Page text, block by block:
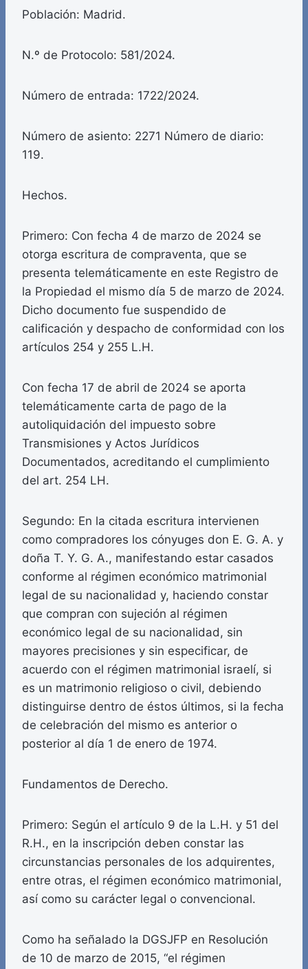
Población: Madrid.
N.º de Protocolo: 581/2024.
Número de entrada: 1722/2024.
Número de asiento: 2271 Número de diario:
119.
Hechos.
Primero: Con fecha 4 de marzo de 2024 se
otorga escritura de compraventa, que se
presenta telemáticamente en este Registro de
la Propiedad el mismo día 5 de marzo de 2024.
Dicho documento fue suspendido de
calificación y despacho de conformidad con los
artículos 254 y 255 L.H.
Con fecha 17 de abril de 2024 se aporta
telemáticamente carta de pago de la
autoliquidación del impuesto sobre
Transmisiones y Actos Jurídicos
Documentados, acreditando el cumplimiento
del art. 254 LH.
Segundo: En la citada escritura intervienen
como compradores los cónyuges don E. G. A. y
doña T. Y. G. A., manifestando estar casados
conforme al régimen económico matrimonial
legal de su nacionalidad y, haciendo constar
que compran con sujeción al régimen
económico legal de su nacionalidad, sin
mayores precisiones y sin especificar, de
acuerdo con el régimen matrimonial israelí, si
es un matrimonio religioso o civil, debiendo
distinguirse dentro de éstos últimos, si la fecha
de celebración del mismo es anterior o
posterior al día 1 de enero de 1974.
Fundamentos de Derecho.
Primero: Según el artículo 9 de la L.H. y 51 del
R.H., en la inscripción deben constar las
circunstancias personales de los adquirentes,
entre otras, el régimen económico matrimonial,
así como su carácter legal o convencional.
Como ha señalado la DGSJFP en Resolución
de 10 de marzo de 2015, “el régimen